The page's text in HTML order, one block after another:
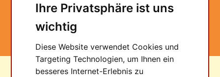
Ihre Privatsphäre ist uns
wichtig
Diese Website verwendet Cookies und
Targeting Technologien, um Ihnen ein
besseres Internet-Erlebnis zu
TMB Super Apo
80/480